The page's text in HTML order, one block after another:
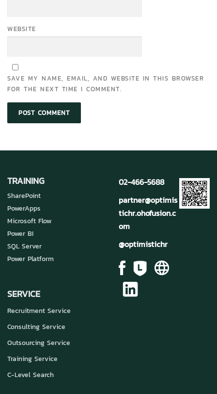
WEBSITE
SAVE MY NAME, EMAIL, AND WEBSITE IN THIS BROWSER
FOR THE NEXT TIME I COMMENT.
TRAINING
SharePoint
PowerApps
Microsoft Flow
Power BI
SQL Server
Power Platform
SERVICE
Recruitment Service
Consulting Service
Outsourcing Service
Training Service
C-Level Search
02-466-5688
partner@optimis
tichr.ohofusion.c
om
@optimistichr